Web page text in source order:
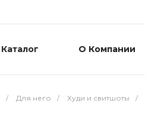
Каталог О Компании
/ Для него / Худи и свитшоты /